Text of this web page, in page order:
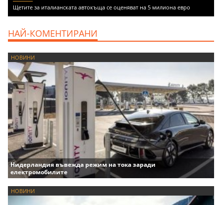
Щетите за италианската автокъща се оценяват на 5 милиона евро
НАЙ-КОМЕНТИРАНИ
НОВИНИ
Нидерландия въвежда режим на тока заради
електромобилите
НОВИНИ